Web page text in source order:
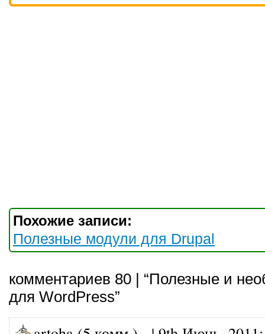
Похожие записи:
Полезные модули для Drupal
комментариев 80 | “Полезные и
для WordPress”